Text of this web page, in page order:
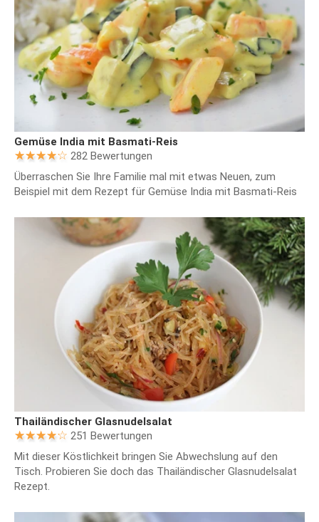
Gemüse India mit Basmati-Reis
282 Bewertungen
Überraschen Sie Ihre Familie mal mit etwas Neuen, zum
Beispiel mit dem Rezept für Gemüse India mit Basmati-Reis
Thailändischer Glasnudelsalat
251 Bewertungen
Mit dieser Köstlichkeit bringen Sie Abwechslung auf den
Tisch. Probieren Sie doch das Thailändischer Glasnudelsalat
Rezept.